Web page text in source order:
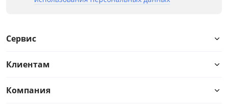
Сервис
Клиентам
Компания